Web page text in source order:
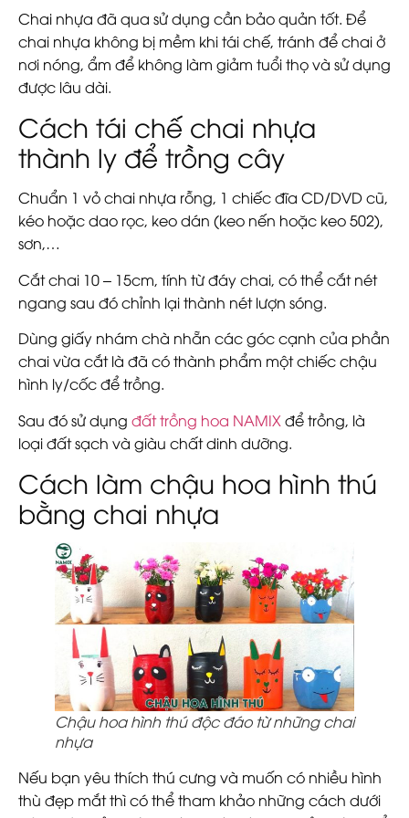
Chai nhựa đã qua sử dụng cần bảo quản tốt. Để
chai nhựa không bị mềm khi tái chế, tránh để chai ở
nơi nóng, ẩm để không làm giảm tuổi thọ và sử dụng
được lâu dài.
Cách tái chế chai nhựa
thành ly để trồng cây
Chuẩn 1 vỏ chai nhựa rỗng, 1 chiếc đĩa CD/DVD cũ,
kéo hoặc dao rọc, keo dán (keo nến hoặc keo 502),
sơn,…
Cắt chai 10 – 15cm, tính từ đáy chai, có thể cắt nét
ngang sau đó chỉnh lại thành nét lượn sóng.
Dùng giấy nhám chà nhẵn các góc cạnh của phần
chai vừa cắt là đã có thành phẩm một chiếc chậu
hình ly/cốc để trồng.
Sau đó sử dụng đất trồng hoa NAMIXđể trồng, là
loại đất sạch và giàu chất dinh dưỡng.
Cách làm chậu hoa hình thú
bằng chai nhựa
Chậu hoa hình thú độc đáo từ những chai
nhựa
Nếu bạn yêu thích thú cưng và muốn có nhiều hình
thù đẹp mắt thì có thể tham khảo những cách dưới